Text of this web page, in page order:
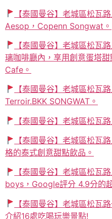
【泰國曼谷】老城區松瓦
Aesop，Copenn Songwat。
【泰國曼谷】老城區松瓦
璃咖啡廳內，享用創意蛋塔
Cafe。
【泰國曼谷】老城區松瓦
Terroir.BKK SONGWAT。
【泰國曼谷】老城區松瓦
【泰國曼谷】老城區松瓦
格的泰式創意甜點飲品。
【泰國曼谷】老城區松瓦
boys，Google評分 4.9分的
【泰國曼谷】老城區松瓦
介紹16處吃喝玩樂景點!